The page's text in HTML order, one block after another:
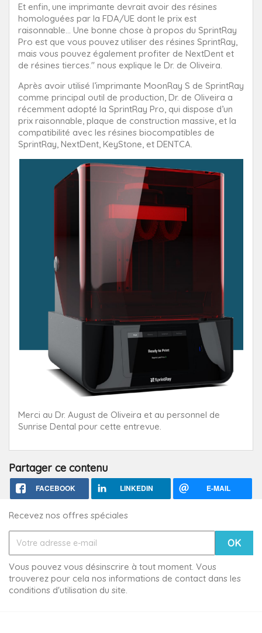
Et enfin, une imprimante devrait avoir des résines
homologuées par la FDA/UE dont le prix est
raisonnable… Une bonne chose à propos du SprintRay
Pro est que vous pouvez utiliser des résines SprintRay,
mais vous pouvez également profiter de NextDent et
de résines tierces." nous explique le Dr. de Oliveira.
Après avoir utilisé l’imprimante MoonRay S de SprintRay
comme principal outil de production, Dr. de Oliveira a
récemment adopté la SprintRay Pro, qui dispose d’un
prix raisonnable, plaque de construction massive, et la
compatibilité avec les résines biocompatibles de
SprintRay, NextDent, KeyStone, et DENTCA.
Merci au Dr. August de Oliveira et au personnel de
Sunrise Dental pour cette entrevue.
Partager ce contenu
FACEBOOK LINKEDIN E-MAIL
Recevez nos offres spéciales
Vous pouvez vous désinscrire à tout moment. Vous
trouverez pour cela nos informations de contact dans les
conditions d'utilisation du site.